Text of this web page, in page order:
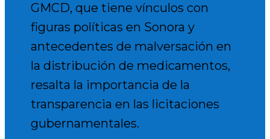
GMCD, que tiene vínculos con
figuras políticas en Sonora y
antecedentes de malversación en
la distribución de medicamentos,
resalta la importancia de la
transparencia en las licitaciones
gubernamentales.